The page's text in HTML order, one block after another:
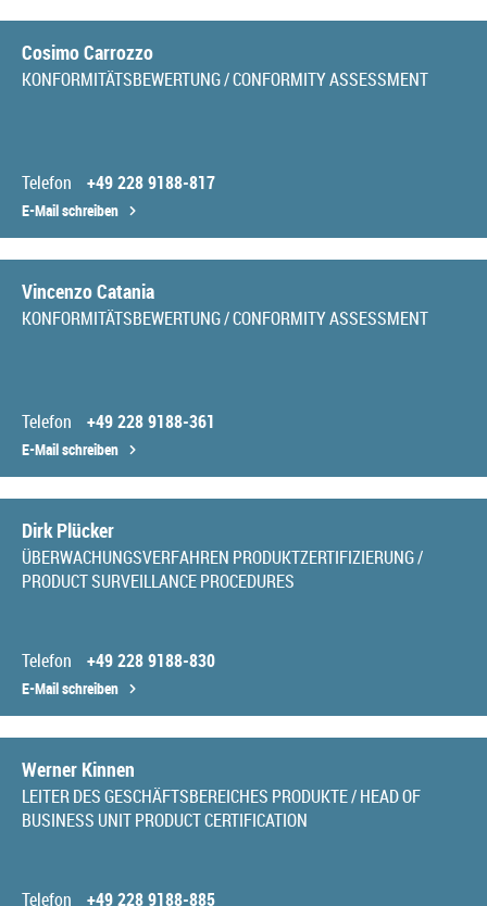
Cosimo Carrozzo
KONFORMITÄTSBEWERTUNG / CONFORMITY ASSESSMENT
Telefon +49 228 9188-817
E-Mail schreiben
Vincenzo Catania
KONFORMITÄTSBEWERTUNG / CONFORMITY ASSESSMENT
Telefon +49 228 9188-361
E-Mail schreiben
Dirk Plücker
ÜBERWACHUNGSVERFAHREN PRODUKTZERTIFIZIERUNG /
PRODUCT SURVEILLANCE PROCEDURES
Telefon +49 228 9188-830
E-Mail schreiben
Werner Kinnen
LEITER DES GESCHÄFTSBEREICHES PRODUKTE / HEAD OF
BUSINESS UNIT PRODUCT CERTIFICATION
Telefon +49 228 9188-885